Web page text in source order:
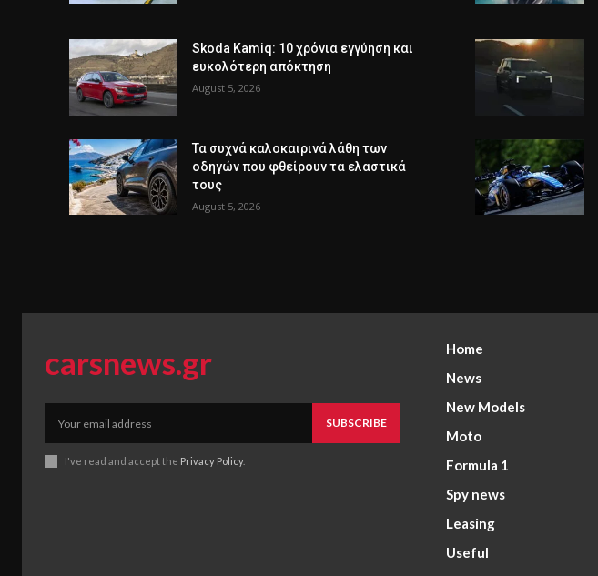
Skoda Kamiq: 10 χρόνια εγγύηση και
ευκολότερη απόκτηση
August 5, 2026
Τα συχνά καλοκαιρινά λάθη των
οδηγών που φθείρουν τα ελαστικά
τους
August 5, 2026
carsnews.gr
SUBSCRIBE
I've read and accept the Privacy Policy.
Home
News
New Models
Moto
Formula 1
Spy news
Leasing
Useful